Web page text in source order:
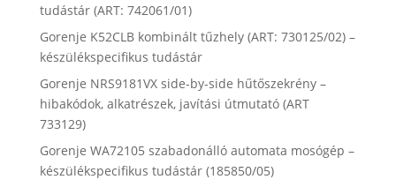
tudástár (ART: 742061/01)
Gorenje K52CLB kombinált tűzhely (ART: 730125/02) –
készülékspecifikus tudástár
Gorenje NRS9181VX side-by-side hűtőszekrény –
hibakódok, alkatrészek, javítási útmutató (ART
733129)
Gorenje WA72105 szabadonálló automata mosógép –
készülékspecifikus tudástár (185850/05)